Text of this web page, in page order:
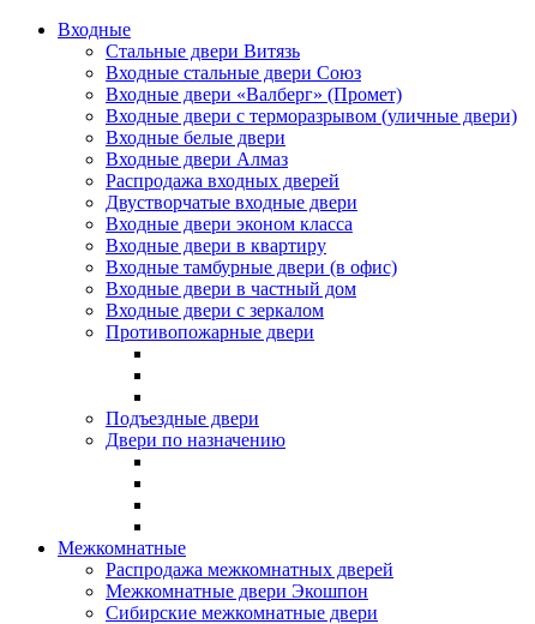
Входные
Стальные двери Витязь
Входные стальные двери Союз
Входные двери «Валберг» (Промет)
Входные двери с терморазрывом (уличные двери)
Входные белые двери
Входные двери Алмаз
Распродажа входных дверей
Двустворчатые входные двери
Входные двери эконом класса
Входные двери в квартиру
Входные тамбурные двери (в офис)
Входные двери в частный дом
Входные двери с зеркалом
Противопожарные двери
Подъездные двери
Двери по назначению
Межкомнатные
Распродажа межкомнатных дверей
Межкомнатные двери Экошпон
Сибирские межкомнатные двери